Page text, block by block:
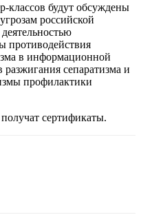
классов будут обсуждены
российской
противодействия
в информационной
сепаратизма и
профилактики
сертификаты.